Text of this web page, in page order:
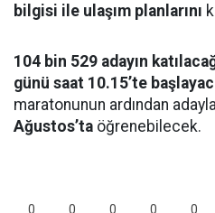
bilgisi ile ulaşım planlarını
104 bin 529 adayın
günü saat 10.15’te
maratonunun ardından
Ağustos’ta öğrenebilecek.
0 0 0 0 0